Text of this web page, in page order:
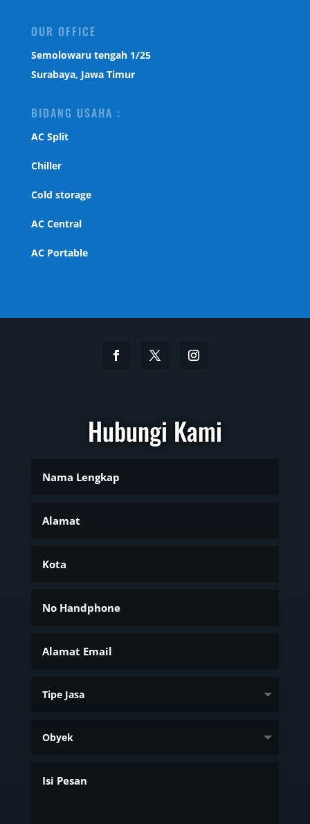
OUR OFFICE
Semolowaru tengah 1/25
Surabaya, Jawa Timur
BIDANG USAHA :
AC Split
Chiller
Cold storage
AC Central
AC Portable
Hubungi Kami